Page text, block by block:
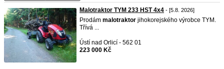
Malotraktor TYM 233 HST 4x4 - [5.8. 2026]
Prodám malotraktor jihokorejského výrobce TYM.
Třívá ...
Ústí nad Orlicí - 562 01
223 000 Kč